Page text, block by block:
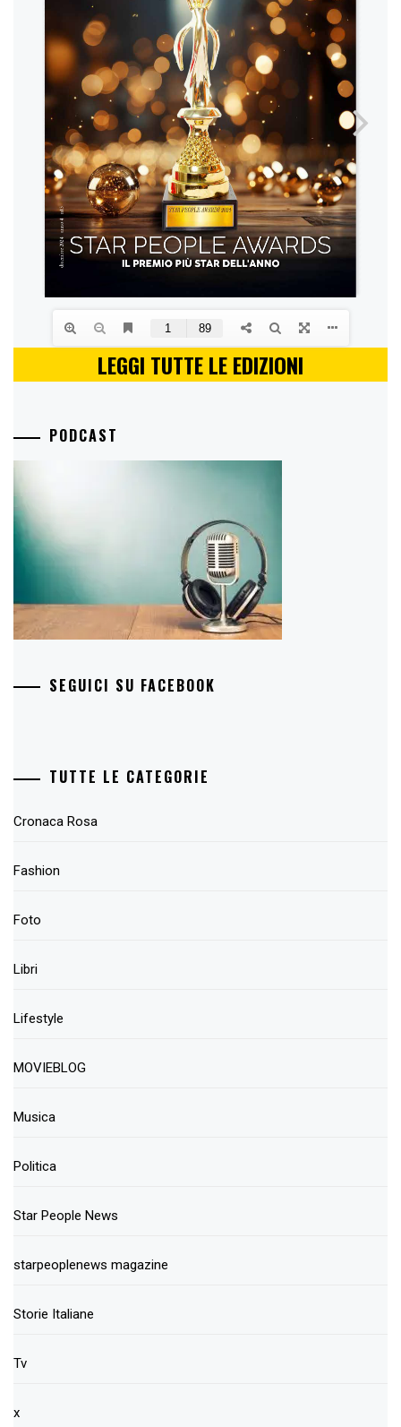
LEGGI TUTTE LE EDIZIONI
PODCAST
SEGUICI SU FACEBOOK
TUTTE LE CATEGORIE
Cronaca Rosa
Fashion
Foto
Libri
Lifestyle
MOVIEBLOG
Musica
Politica
Star People News
starpeoplenews magazine
Storie Italiane
Tv
x